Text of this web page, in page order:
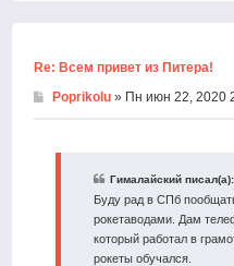
Re: Всем привет из Питера!
Poprikolu » Пн июн 22, 2020
Гималайский писал(а):
Буду рад в СПб
рокетаводами. Дам
который работал в
рокеты обучался.